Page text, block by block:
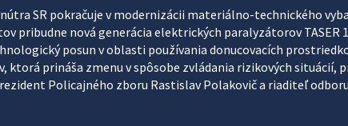
SR pokračuje v modernizácii materiálno-technického
pribudne nová generácia elektrických paralyzátorov TASER
posun v oblasti používania donucovacích
ktorá prináša zmenu v spôsobe zvládania rizikových situácií,
Policajného zboru Rastislav Polakovič a riaditeľ odboru